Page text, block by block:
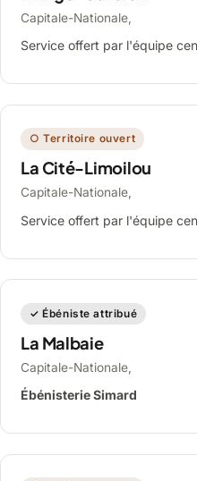
Capitale-Nationale,
Service offert par l'équipe
○ Territoire ouvert
La Cité-Limoilou
Capitale-Nationale,
Service offert par l'équipe
✓ Ébéniste attribué
La Malbaie
Capitale-Nationale,
Ébénisterie Simard